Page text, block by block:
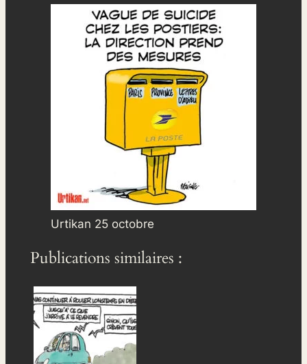
Urtikan 25 octobre
Publications similaires :